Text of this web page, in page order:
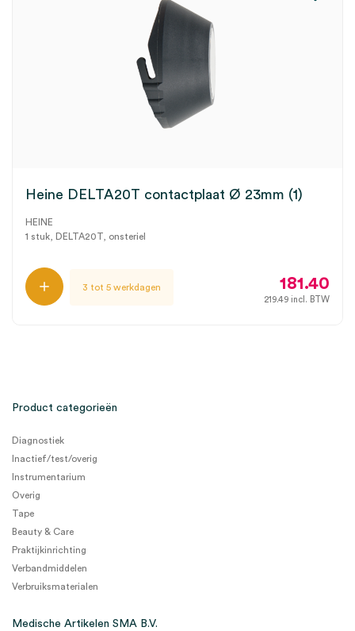
Heine DELTA20T contactplaat Ø 23mm (1)
HEINE
1 stuk, DELTA20T, onsteriel
3 tot 5 werkdagen 181.40
219.49 incl. BTW
Product categorieën
Diagnostiek
Inactief/test/overig
Instrumentarium
Overig
Tape
Beauty & Care
Praktijkinrichting
Verbandmiddelen
Verbruiksmaterialen
Medische Artikelen SMA B.V.